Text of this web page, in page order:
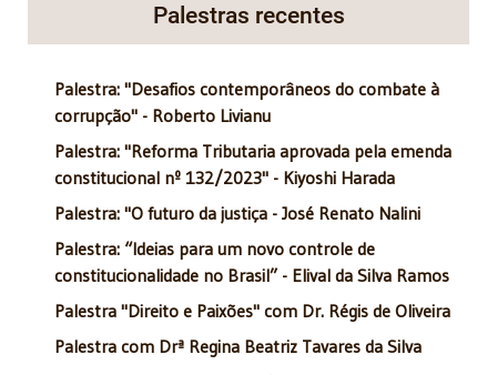
Palestras recentes
Palestra: "Desafios contemporâneos do combate à
corrupção" - Roberto Livianu
Palestra: "Reforma Tributaria aprovada pela emenda
constitucional nº 132/2023" - Kiyoshi Harada
Palestra: "O futuro da justiça - José Renato Nalini
Palestra: “Ideias para um novo controle de
constitucionalidade no Brasil” - Elival da Silva Ramos
Palestra "Direito e Paixões" com Dr. Régis de Oliveira
Palestra com Drª Regina Beatriz Tavares da Silva